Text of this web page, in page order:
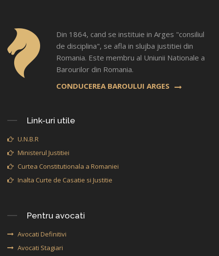
Din 1864, cand se instituie in Arges "consiliul
de disciplina", se afla in slujba justitiei din
Romania. Este membru al Uniunii Nationale a
Barourilor din Romania.
CONDUCEREA BAROULUI ARGES
Link-uri utile
U.N.B.R
Ministerul Justitiei
Curtea Constitutionala a Romaniei
Inalta Curte de Casatie si Justitie
Pentru avocati
Avocati Definitivi
Avocati Stagiari